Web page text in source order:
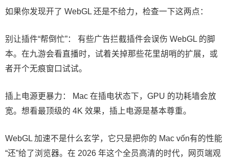
如果你发现开了 WebGL 还是不给力，检查一下这两点：
别让插件“帮倒忙”： 有些广告拦截插件会误伤 WebGL 的脚
本。在九游会看直播时，试着关掉那些花里胡哨的扩展，或
者开个无痕窗口试试。
插上电源更暴力： Mac 在插电状态下，GPU 的功耗墙会放
宽。想看最顶级的 4K 效果，插上电源是基本尊重。
WebGL 加速不是什么玄学，它只是把你的 Mac vốn有的性能
“还”给了浏览器。在 2026 年这个全员高清的时代，网页端观